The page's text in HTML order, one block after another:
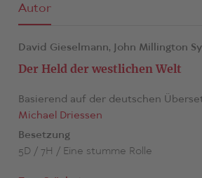
Autor
David Gieselmann, John Millington
Der Held der westlichen Welt
Basierend auf der deutschen
Michael Driessen
Besetzung
5D / 7H / Eine stumme Rolle